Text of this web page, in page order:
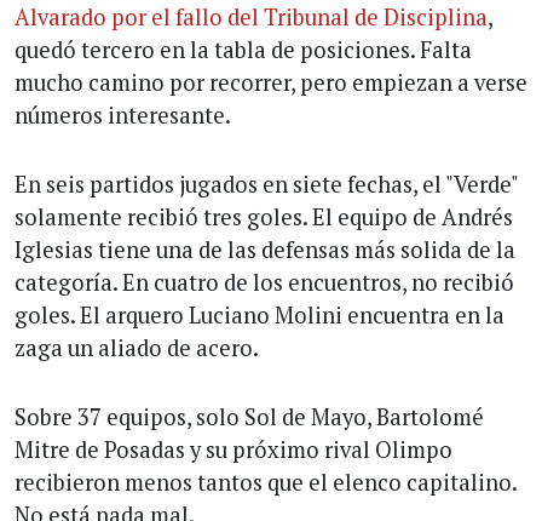
Alvarado por el fallo del Tribunal de Disciplina,
quedó tercero en la tabla de posiciones. Falta
mucho camino por recorrer, pero empiezan a verse
números interesante.
En seis partidos jugados en siete fechas, el "Verde"
solamente recibió tres goles. El equipo de Andrés
Iglesias tiene una de las defensas más solida de la
categoría. En cuatro de los encuentros, no recibió
goles. El arquero Luciano Molini encuentra en la
zaga un aliado de acero.
Sobre 37 equipos, solo Sol de Mayo, Bartolomé
Mitre de Posadas y su próximo rival Olimpo
recibieron menos tantos que el elenco capitalino.
No está nada mal.